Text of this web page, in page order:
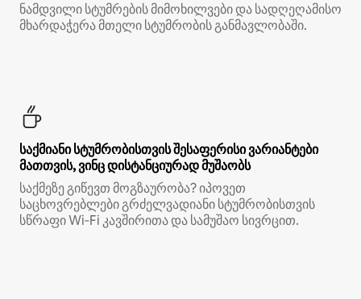
ნამდვილი სტუმრების მიმოხილვები და სადღეღამისო
მხარდაჭერა მთელი სტუმრობის განმავლობაში.
საქმიანი სტუმრობისთვის შესაფერისი ვარიანტები
მათთვის, ვინც დისტანციურად მუშაობს
საქმეზე გიწევთ მოგზაურობა? იპოვეთ
საცხოვრებლები გრძელვადიანი სტუმრობისთვის
სწრაფი Wi‑Fi კავშირითა და სამუშაო სივრცით.